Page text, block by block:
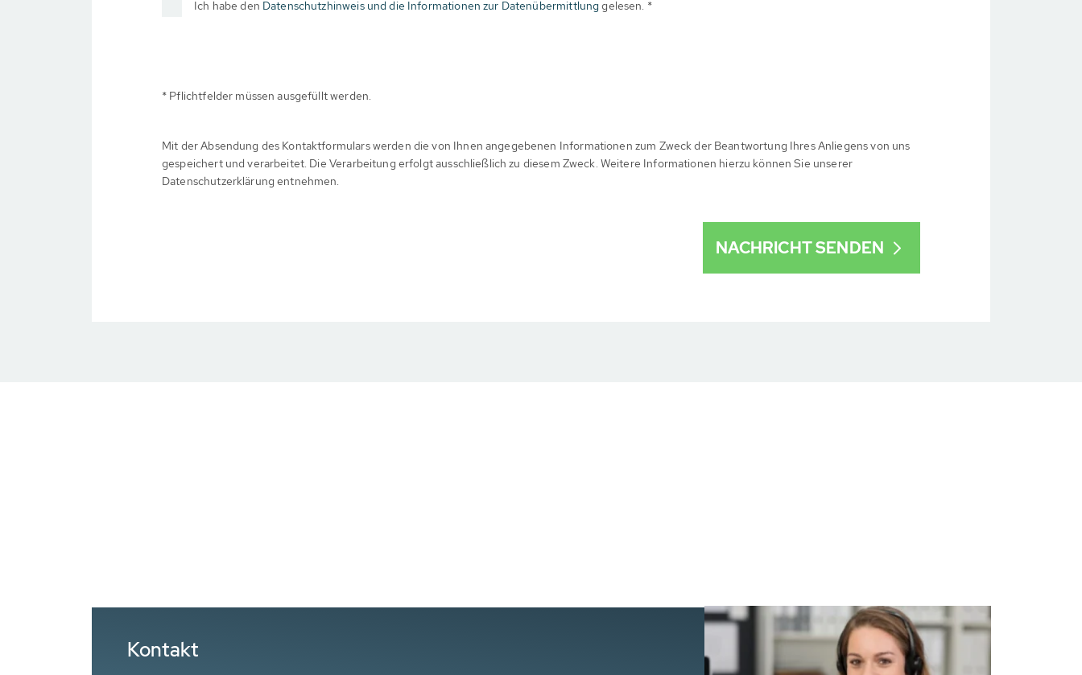
Ich habe den Datenschutzhinweis und die Informationen zur Datenübermittlunggelesen. *
* Pflichtfelder müssen ausgefüllt werden.
Mit der Absendung des Kontaktformulars werden die von Ihnen angegebenen Informationen zum Zweck der Beantwortung Ihres Anliegens von uns
gespeichert und verarbeitet. Die Verarbeitung erfolgt ausschließlich zu diesem Zweck. Weitere Informationen hierzu können Sie unserer
Datenschutzerklärung entnehmen.
Kontakt